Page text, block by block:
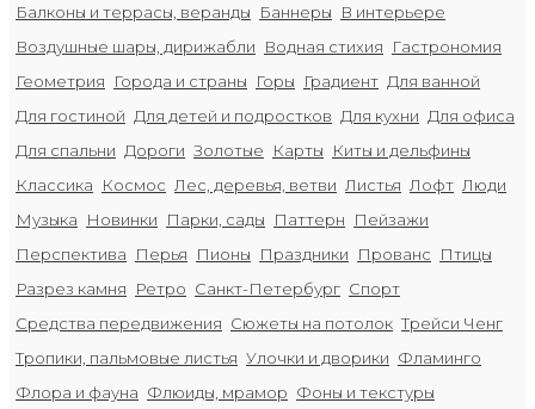
Балконы и террасы, веранды
Баннеры
В интерьере
Воздушные шары, дирижабли
Водная стихия
Гастрономия
Геометрия
Города и страны Горы Градиент Для ванной
Для гостиной Для детей и подростков Для кухни Для офиса
Для спальни Дороги Золотые Карты
Киты и дельфины
Классика
Космос Лес, деревья, ветви Листья Лофт Люди
Музыка
Новинки Парки, сады Паттерн
Пейзажи
Перспектива
Перья Пионы Праздники Прованс
Птицы
Разрез камня
Ретро Санкт-Петербург Спорт
Средства передвижения Сюжеты на потолок Трейси Ченг
Тропики, пальмовые листья Улочки и дворики Фламинго
Флора и фауна Флюиды, мрамор Фоны и текстуры